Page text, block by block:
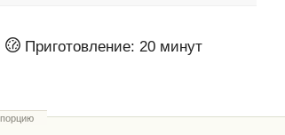
Приготовление: 20 минут